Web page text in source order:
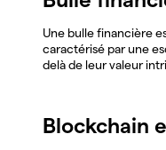
Une bulle financière
caractérisé par une
delà de leur valeur
Blockchain